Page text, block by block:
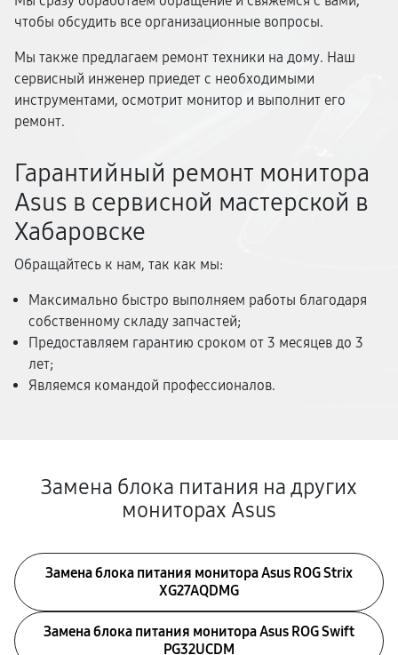
чтобы обсудить все организационные вопросы.
Мы также предлагаем ремонт техники на дому. Наш
сервисный инженер приедет с необходимыми
инструментами, осмотрит монитор и выполнит его
ремонт.
Гарантийный ремонт монитора
Asus в сервисной мастерской в
Хабаровске
Обращайтесь к нам, так как мы:
Максимально быстро выполняем работы благодаря
собственному складу запчастей;
Предоставляем гарантию сроком от 3 месяцев до 3
лет;
Являемся командой профессионалов.
Замена блока питания на других
мониторах Asus
Замена блока питания монитора Asus ROG Strix
XG27AQDMG
Замена блока питания монитора Asus ROG Swift
PG32UCDM